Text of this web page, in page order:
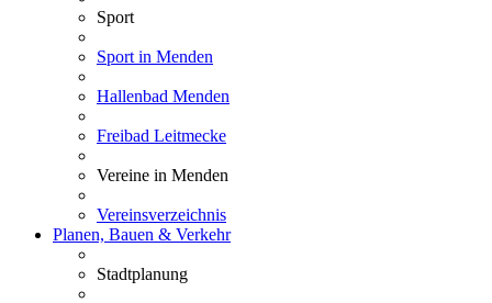
Sport
Sport in Menden
Hallenbad Menden
Freibad Leitmecke
Vereine in Menden
Vereinsverzeichnis
Planen, Bauen & Verkehr
Stadtplanung